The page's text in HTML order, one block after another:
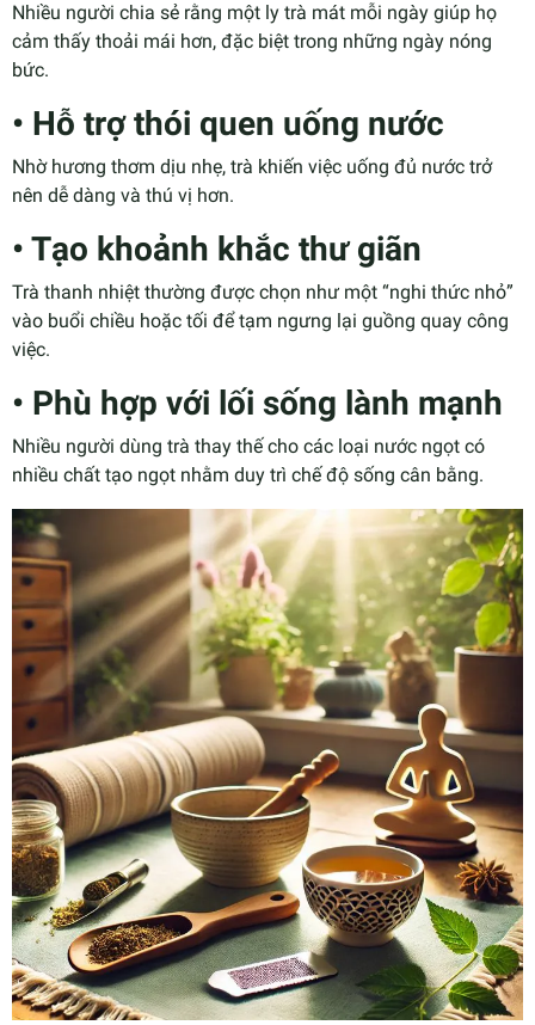
Nhiều người chia sẻ rằng một ly trà mát mỗi ngày giúp họ
cảm thấy thoải mái hơn, đặc biệt trong những ngày nóng
bức.
• Hỗ trợ thói quen uống nước
Nhờ hương thơm dịu nhẹ, trà khiến việc uống đủ nước trở
nên dễ dàng và thú vị hơn.
• Tạo khoảnh khắc thư giãn
Trà thanh nhiệt thường được chọn như một “nghi thức nhỏ”
vào buổi chiều hoặc tối để tạm ngưng lại guồng quay công
việc.
• Phù hợp với lối sống lành mạnh
Nhiều người dùng trà thay thế cho các loại nước ngọt có
nhiều chất tạo ngọt nhằm duy trì chế độ sống cân bằng.